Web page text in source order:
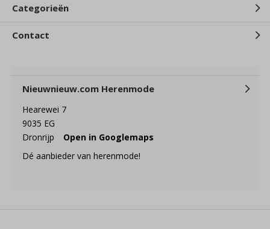
Categorieën
Contact
Nieuwnieuw.com Herenmode
Hearewei 7
9035 EG
Dronrijp
Open in Googlemaps
Dé aanbieder van herenmode!